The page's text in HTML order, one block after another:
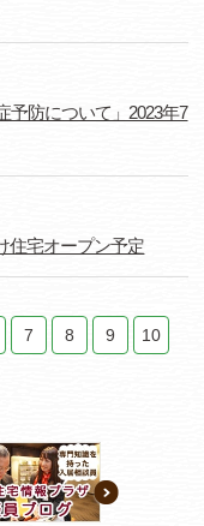
予防について」2023年7
住宅オープン予定
7 8 9 10